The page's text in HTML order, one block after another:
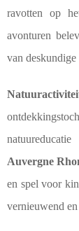
ravotten op
avonturen
van
Auvergne
en spel voor
vernieuwend